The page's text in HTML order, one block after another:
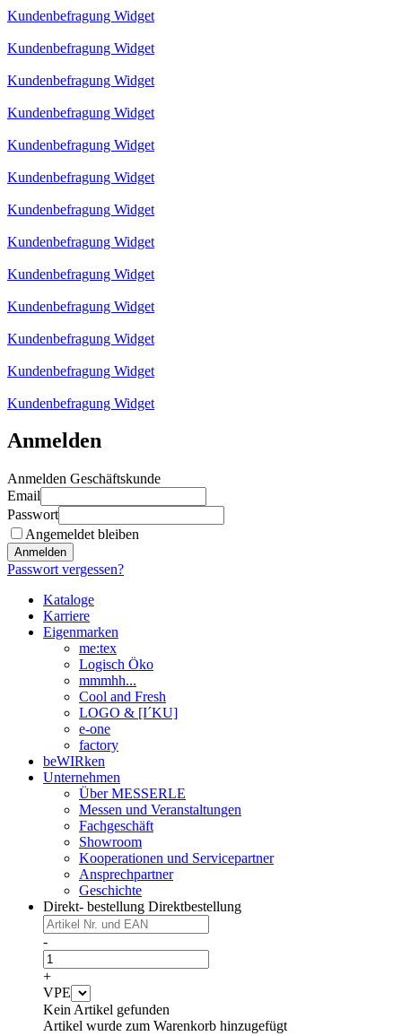
Kundenbefragung Widget
Kundenbefragung Widget
Kundenbefragung Widget
Kundenbefragung Widget
Kundenbefragung Widget
Kundenbefragung Widget
Kundenbefragung Widget
Kundenbefragung Widget
Kundenbefragung Widget
Kundenbefragung Widget
Kundenbefragung Widget
Kundenbefragung Widget
Kundenbefragung Widget
Anmelden
Anmelden Geschäftskunde
Email
Passwort
Angemeldet bleiben
Anmelden
Passwort vergessen?
Kataloge
Karriere
Eigenmarken
me:tex
Logisch Öko
mmmhh...
Cool and Fresh
LOGO & [I´KU]
e-one
factory
beWIRken
Unternehmen
Über MESSERLE
Messen und Veranstaltungen
Fachgeschäft
Showroom
Kooperationen und Servicepartner
Ansprechpartner
Geschichte
Direkt- bestellung Direktbestellung
-
+
VPE
Kein Artikel gefunden
Artikel wurde zum Warenkorb hinzugefügt